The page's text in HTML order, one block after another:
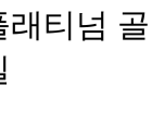
래티넘